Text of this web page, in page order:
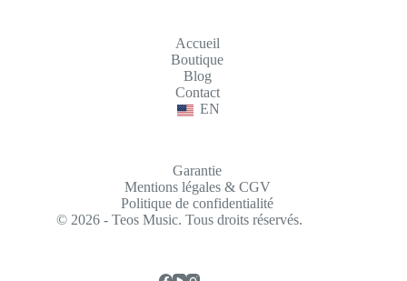
Accueil
Boutique
Blog
Contact
EN
Garantie
Mentions légales & CGV
Politique de confidentialité
© 2026 - Teos Music. Tous droits réservés.